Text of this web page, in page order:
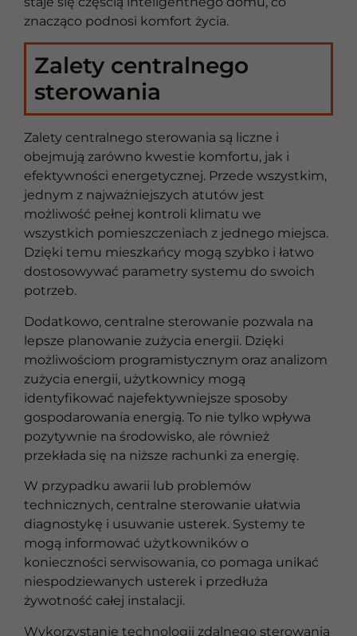
znacząco podnosi komfort życia.
Zalety centralnego
sterowania
Zalety centralnego sterowania są liczne i
obejmują zarówno kwestie komfortu, jak i
efektywności energetycznej. Przede wszystkim,
jednym z najważniejszych atutów jest
możliwość pełnej kontroli klimatu we
wszystkich pomieszczeniach z jednego miejsca.
Dzięki temu mieszkańcy mogą szybko i łatwo
dostosowywać parametry systemu do swoich
potrzeb.
Dodatkowo, centralne sterowanie pozwala na
lepsze planowanie zużycia energii. Dzięki
możliwościom programistycznym oraz analizom
zużycia energii, użytkownicy mogą
identyfikować najefektywniejsze sposoby
gospodarowania energią. To nie tylko wpływa
pozytywnie na środowisko, ale również
przekłada się na niższe rachunki za energię.
W przypadku awarii lub problemów
technicznych, centralne sterowanie ułatwia
diagnostykę i usuwanie usterek. Systemy te
mogą informować użytkowników o
konieczności serwisowania, co pomaga unikać
niespodziewanych usterek i przedłuża
żywotność całej instalacji.
Wykorzystanie technologii zdalnego sterowania